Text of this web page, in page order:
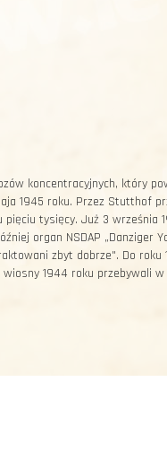
koncentracyjnych, który
1945 roku. Przez Stutthof
pięciu tysięcy. Już 3 września
organ NSDAP „Danziger
zbyt dobrze". Do
1944 roku przebywali